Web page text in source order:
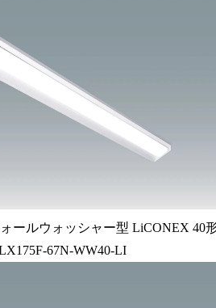
ールウォッシャー型 LiCONEX 40
67N-WW40-LI